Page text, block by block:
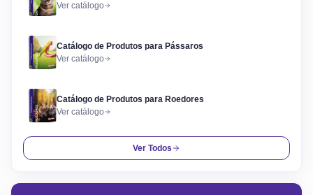
Ver catálogo
Catálogo de Produtos para Pássaros
Ver catálogo
Catálogo de Produtos para Roedores
Ver catálogo
Ver Todos